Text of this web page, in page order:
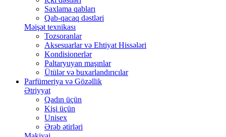
Saxlama qabları
Qab-qacaq dəstləri
Məişət texnikası
Tozsoranlar
Aksesuarlar və Ehtiyat Hissələri
Kondisionerlər
Paltaryuyan maşınlar
Ütülər və buxarlandırıcılar
Parfümeriya və Gözəllik
Ətriyyat
Qadın üçün
Kişi üçün
Unisex
Ərəb ətirləri